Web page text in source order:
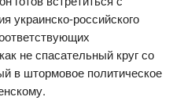
украинско-российского
не спасательный круг со
в штормовое политическое